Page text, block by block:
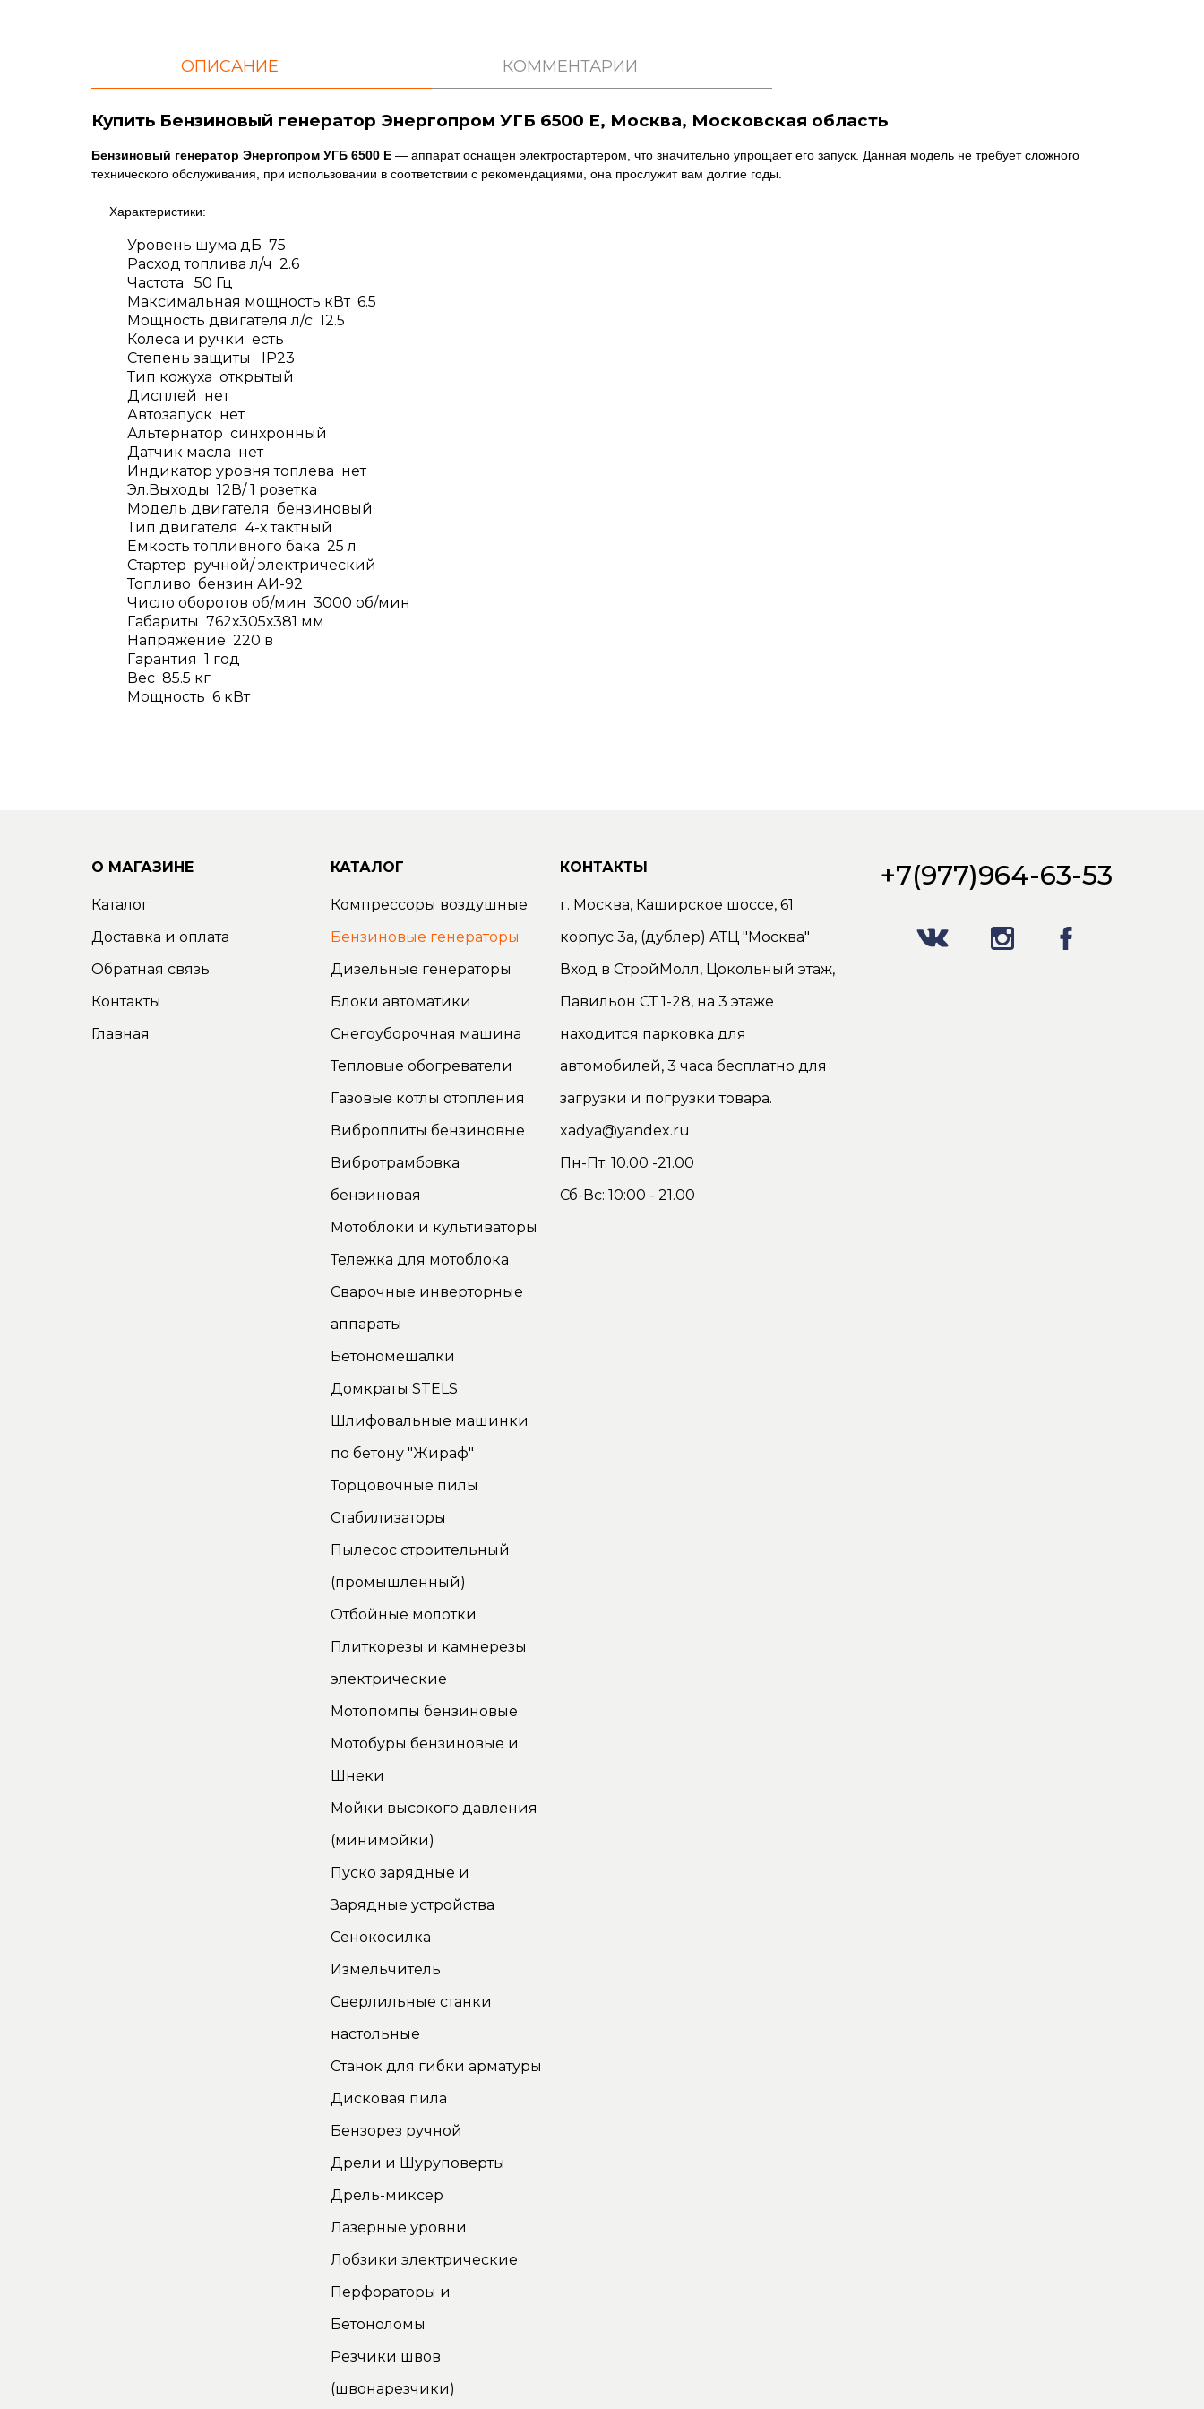
ОПИСАНИЕ КОММЕНТАРИИ
Купить Бензиновый генератор Энергопром УГБ 6500 Е, Москва, Московская область
Бензиновый генератор Энергопром УГБ 6500 Е — аппарат оснащен электростартером, что значительно упрощает его запуск. Данная модель не требует сложного
технического обслуживания, при использовании в соответствии с рекомендациями, она прослужит вам долгие годы.
Характеристики:
Уровень шума дБ 75
Расход топлива л/ч 2.6
Частота 50 Гц
Максимальная мощность кВт 6.5
Мощность двигателя л/с 12.5
Колеса и ручки есть
Степень защиты IP23
Тип кожуха открытый
Дисплей нет
Автозапуск нет
Альтернатор синхронный
Датчик масла нет
Индикатор уровня топлева нет
Эл.Выходы 12В/ 1 розетка
Модель двигателя бензиновый
Тип двигателя 4-х тактный
Емкость топливного бака 25 л
Стартер ручной/ электрический
Топливо бензин АИ-92
Число оборотов об/мин 3000 об/мин
Габариты 762х305х381 мм
Напряжение 220 в
Гарантия 1 год
Вес 85.5 кг
Мощность 6 кВт
О МАГАЗИНЕ
Каталог
Доставка и оплата
Обратная связь
Контакты
Главная
КАТАЛОГ
Компрессоры воздушные
Бензиновые генераторы
Дизельные генераторы
Блоки автоматики
Снегоуборочная машина
Тепловые обогреватели
Газовые котлы отопления
Виброплиты бензиновые
Вибротрамбовка
бензиновая
Мотоблоки и культиваторы
Тележка для мотоблока
Сварочные инверторные
аппараты
Бетономешалки
Домкраты STELS
Шлифовальные машинки
по бетону "Жираф"
Торцовочные пилы
Стабилизаторы
Пылесос строительный
(промышленный)
Отбойные молотки
Плиткорезы и камнерезы
электрические
Мотопомпы бензиновые
Мотобуры бензиновые и
Шнеки
Мойки высокого давления
(минимойки)
Пуско зарядные и
Зарядные устройства
Сенокосилка
Измельчитель
Сверлильные станки
настольные
Станок для гибки арматуры
Дисковая пила
Бензорез ручной
Дрели и Шуруповерты
Дрель-миксер
Лазерные уровни
Лобзики электрические
Перфораторы и
Бетоноломы
Резчики швов
(швонарезчики)
КОНТАКТЫ
г. Москва, Каширское шоссе, 61
корпус 3а, (дублер) АТЦ "Москва"
Вход в СтройМолл, Цокольный этаж,
Павильон СТ 1-28, на 3 этаже
находится парковка для
автомобилей, 3 часа бесплатно для
загрузки и погрузки товара.
xadya@yandex.ru
Пн-Пт: 10.00 -21.00
Сб-Вс: 10:00 - 21.00
+7(977)964-63-53